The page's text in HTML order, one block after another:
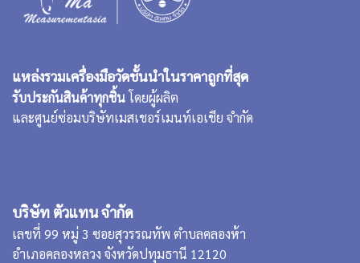
แหล่งรวมเครื่องมือวัดชั้นนำในราคาถูกที่สุด
รับประกันสินค้าทุกชิ้น โดยผู้ผลิต
และศูนย์ซ่อมบริษัทเมสเชอร์เมนท์เอเชีย จำกัด
บริษัท ตัวแทน จำกัด
เลขที่ 99 หมู่ 3 ซอยสุวรรณทัพ ตำบลคลองห้า
อำเภอคลองหลวง จังหวัดปทุมธานี 12120